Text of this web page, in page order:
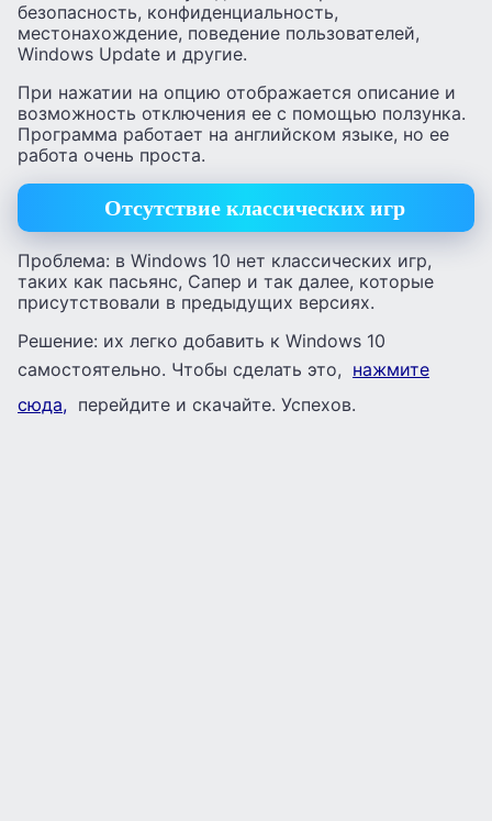
безопасность, конфиденциальность,
местонахождение, поведение пользователей,
Windows Update и другие.
При нажатии на опцию отображается описание и
возможность отключения ее с помощью ползунка.
Программа работает на английском языке, но ее
работа очень проста.
Отсутствие классических игр
Проблема: в Windows 10 нет классических игр,
таких как пасьянс, Сапер и так далее, которые
присутствовали в предыдущих версиях.
Решение: их легко добавить к Windows 10
самостоятельно. Чтобы сделать это, нажмите
сюда, перейдите и скачайте. Успехов.